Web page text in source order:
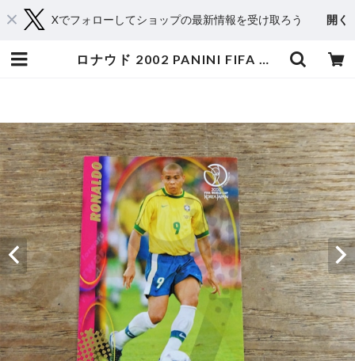
Xでフォローしてショップの最新情報を受け取ろう 開く
ロナウド 2002 PANINI FIFA WORLD CUP KOREA / JAPAN | スポーツカードミントC&K本厚木店－オンラインショップ